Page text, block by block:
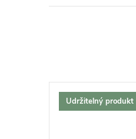
Udržitelný produkt